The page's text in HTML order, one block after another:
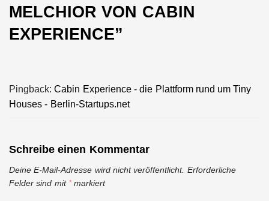
MELCHIOR VON CABIN
EXPERIENCE”
Pingback:Cabin Experience - die Plattform rund um Tiny
Houses - Berlin-Startups.net
Schreibe einen Kommentar
Deine E-Mail-Adresse wird nicht veröffentlicht. Erforderliche
Felder sind mit *markiert